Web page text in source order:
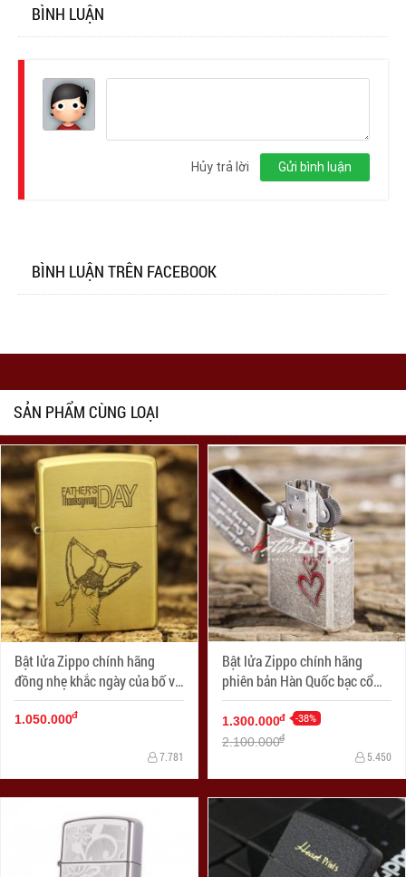
BÌNH LUẬN
Gửi bình luận
Hủy trả lời
BÌNH LUẬN TRÊN FACEBOOK
SẢN PHẨM CÙNG LOẠI
Bật lửa Zippo chính hãng
đồng nhẹ khắc ngày của bố vô
cùng ý nghĩa
1.050.000đ
7.781
Bật lửa Zippo chính hãng
phiên bản Hàn Quốc bạc cổ
trái tim tình yêu
1.300.000đ -38%
2.100.000đ
5.450